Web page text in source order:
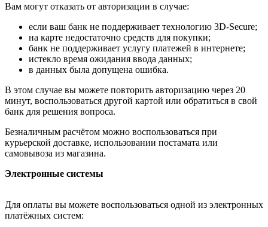
Вам могут отказать от авторизации в случае:
если ваш банк не поддерживает технологию 3D-Secure;
на карте недостаточно средств для покупки;
банк не поддерживает услугу платежей в интернете;
истекло время ожидания ввода данных;
в данных была допущена ошибка.
В этом случае вы можете повторить авторизацию через 20
минут, воспользоваться другой картой или обратиться в свой
банк для решения вопроса.
Безналичным расчётом можно воспользоваться при
курьерской доставке, использовании постамата или
самовывоза из магазина.
Электронные системы
Для оплаты вы можете воспользоваться одной из электронных
платёжных систем: